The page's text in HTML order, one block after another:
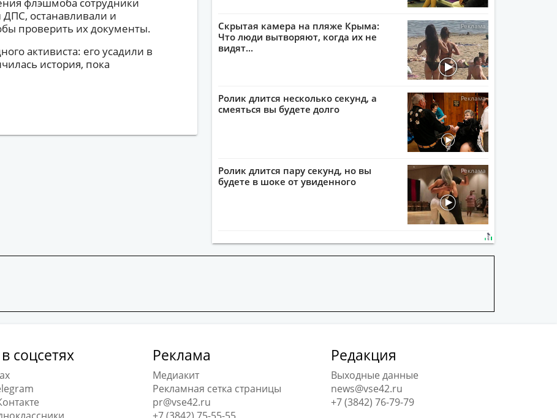
останавливали и
проверить их документы.
активиста: его усадили в
история, пока
Скрытая камера на пляже Крыма:
Что люди вытворяют, когда их не
видят...
Ролик длится несколько секунд, а
смеяться вы будете долго
Ролик длится пару секунд, но вы
будете в шоке от увиденного
соцсетях Реклама
Медиакит
Рекламная сетка страницы
pr@vse42.ru
Редакция
Выходные данные
news@vse42.ru
+7 (3842) 76-79-79